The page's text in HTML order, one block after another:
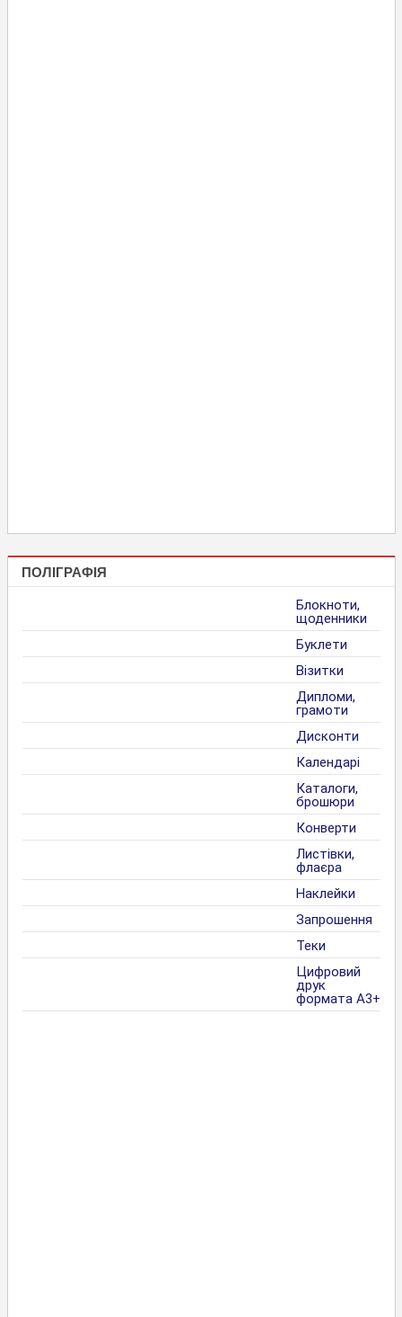
ПОЛІГРАФІЯ
Блокноти,
щоденники
Буклети
Візитки
Дипломи,
грамоти
Дисконти
Календарі
Каталоги,
брошюри
Конверти
Листівки,
флаєра
Наклейки
Запрошення
Теки
Цифровий
друк
формата А3+